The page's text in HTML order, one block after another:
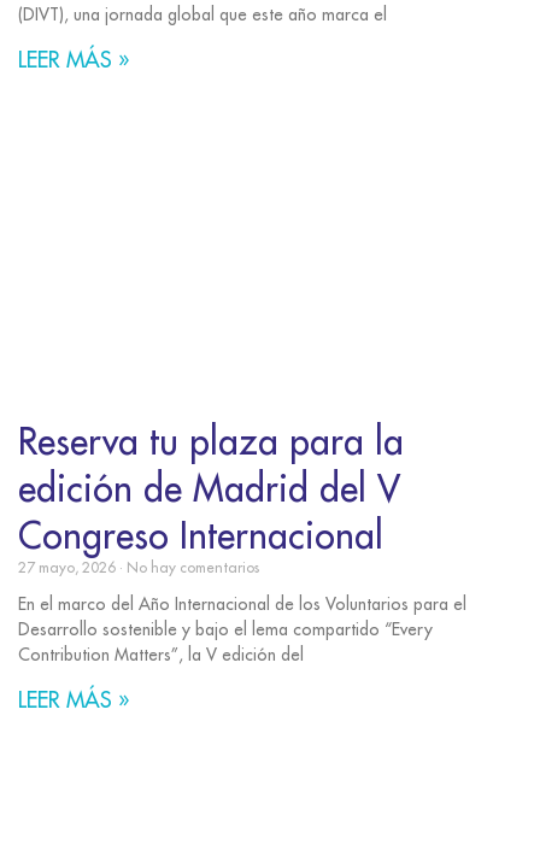
(DIVT), una jornada global que este año marca el
LEER MÁS »
Reserva tu plaza para la
edición de Madrid del V
Congreso Internacional
27 mayo, 2026 No hay comentarios
En el marco del Año Internacional de los Voluntarios para el
Desarrollo sostenible y bajo el lema compartido “Every
Contribution Matters”, la V edición del
LEER MÁS »